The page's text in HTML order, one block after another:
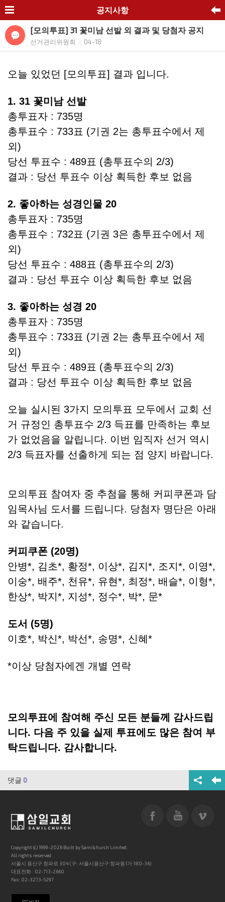
공지사항
[모의투표] 31 꽃미남 선발 외 결과 및 당첨자 공지
선거관리위원회 04-18
오늘 있었던 [모의투표] 결과 입니다.
1. 31 꽃미남 선발
총투표자 : 735명
총투표수 : 733표 (기권 2는 총투표수에서 제
외)
당선 투표수 : 489표 (총투표수의 2/3)
결과 : 당선 투표수 이상 획득한 후보 없음
2. 좋아하는 성경인물 20
총투표자 : 735명
총투표수 : 732표 (기권 3은 총투표수에서 제
외)
당선 투표수 : 488표 (총투표수의 2/3)
결과 : 당선 투표수 이상 획득한 후보 없음
3. 좋아하는 성경 20
총투표자 : 735명
총투표수 : 733표 (기권 2는 총투표수에서 제
외)
당선 투표수 : 489표 (총투표수의 2/3)
결과 : 당선 투표수 이상 획득한 후보 없음
오늘 실시된 3가지 모의투표 모두에서 교회 선
거 규정인 총투표수 2/3 득표를 만족하는 후보
가 없었음을 알립니다. 이번 임직자 선거 역시
2/3 득표자를 선출하게 되는 점 양지 바랍니다.
모의투표 참여자 중 추첨을 통해 커피쿠폰과 담
임목사님 도서를 드립니다. 당첨자 명단은 아래
와 같습니다.
커피쿠폰 (20명)
안병*, 김초*, 황정*, 이상*, 김지*, 조지*, 이영*,
이숭*, 배주*, 천유*, 유현*, 최정*, 배슬*, 이형*,
한상*, 박지*, 지성*, 정수*, 박*, 문*
도서 (5명)
이호*, 박신*, 박선*, 송명*, 신혜*
*이상 당첨자에겐 개별 연락
모의투표에 참여해 주신 모든 분들께 감사드립
니다. 다음 주 있을 실제 투표에도 많은 참여 부
탁드립니다. 감사합니다.
댓글 0
Copyright (c) 1999-2026 Built by Samilchurch Limited.
All rights reserved.
서울시 용산구 청파로 304 (구: 서울시용산구 청파동1가 180-36)
대표전화 : 02-713-2660
Fax: 02-3273-5297